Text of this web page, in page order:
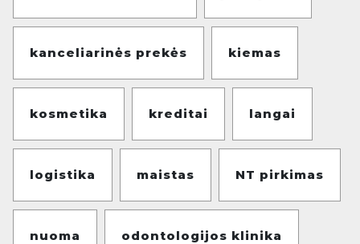
kanceliarinės prekės kiemas
kosmetika kreditai langai
logistika maistas NT pirkimas
nuoma odontologijos klinika